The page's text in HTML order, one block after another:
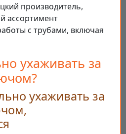
производитель,
ассортимент
с трубами, включая
ухаживать за
ухаживать за